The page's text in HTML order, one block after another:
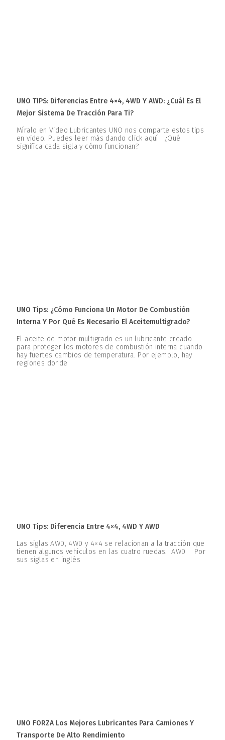
UNO TIPS: Diferencias Entre 4×4, 4WD Y AWD: ¿Cuál Es El
Mejor Sistema De Tracción Para Ti?
Míralo en Video Lubricantes UNO nos comparte estos tips
en video. Puedes leer más dando click aquí ¿Qué
significa cada sigla y cómo funcionan?
UNO Tips: ¿Cómo Funciona Un Motor De Combustión
Interna Y Por Qué Es Necesario El Aceitemultigrado?
El aceite de motor multigrado es un lubricante creado
para proteger los motores de combustión interna cuando
hay fuertes cambios de temperatura. Por ejemplo, hay
regiones donde
UNO Tips: Diferencia Entre 4×4, 4WD Y AWD
Las siglas AWD, 4WD y 4×4 se relacionan a la tracción que
tienen algunos vehículos en las cuatro ruedas. AWD Por
sus siglas en inglés
UNO FORZA Los Mejores Lubricantes Para Camiones Y
Transporte De Alto Rendimiento